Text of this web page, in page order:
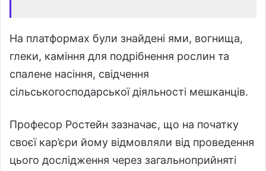
На платформах були знайдені ями, вогнища,
глеки, каміння для подрібнення рослин та
спалене насіння, свідчення
сільськогосподарської діяльності мешканців.
Професор Ростейн зазначає, що на початку
своєї кар’єри йому відмовляли від проведення
цього дослідження через загальноприйняті